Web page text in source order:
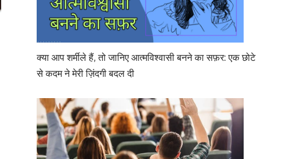
क्या आप शर्मीले हैं, तो जानिए आत्मविश्वासी बनने का सफ़र: एक छोटे
से कदम ने मेरी ज़िंदगी बदल दी